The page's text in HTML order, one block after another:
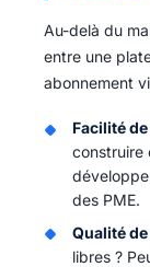
Au-delà du
entre une
abonnement
Facilité
construire
des PME.
Qualité de
libres ?